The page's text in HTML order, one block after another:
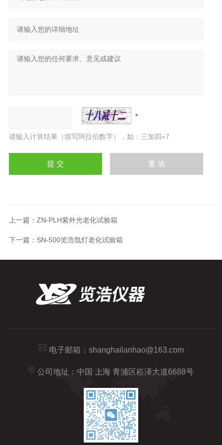
请输入计算结果（填写阿拉伯数字），如：三加四=7
上一篇： ZN-PLH紫外光老化试验箱
下一篇： SN-500览浩氙灯老化试验箱
电子邮箱： shanghailanhao@163.com
公司地址：中国 上海 青浦区崧泽大道6688号